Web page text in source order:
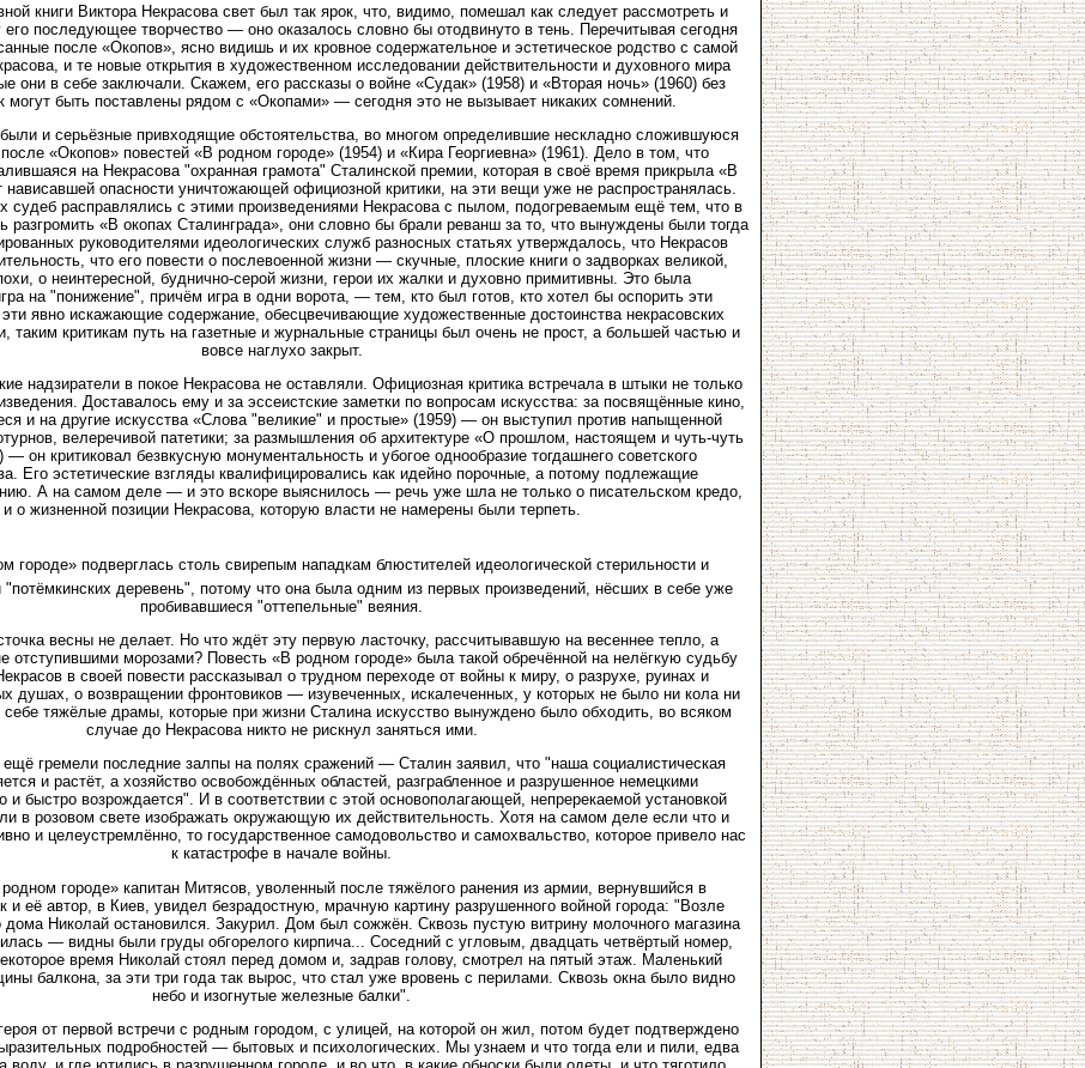
книги Виктора Некрасова свет был так ярок, что, видимо, помешал как следует рассмотреть и
его последующее творчество — оно оказалось словно бы отодвинуто в тень. Перечитывая сегодня
после «Окопов», ясно видишь и их кровное содержательное и эстетическое родство с самой
и те новые открытия в художественном исследовании действительности и духовного мира
они в себе заключали. Скажем, его рассказы о войне «Судак» (1958) и «Вторая ночь» (1960) без
могут быть поставлены рядом с «Окопами» — сегодня это не вызывает никаких сомнений.
и серьёзные привходящие обстоятельства, во многом определившие нескладно сложившуюся
«Окопов» повестей «В родном городе» (1954) и «Кира Георгиевна» (1961). Дело в том, что
на Некрасова "охранная грамота" Сталинской премии, которая в своё время прикрыла «В
нависавшей опасности уничтожающей официозной критики, на эти вещи уже не распространялась.
судеб расправлялись с этими произведениями Некрасова с пылом, подогреваемым ещё тем, что в
разгромить «В окопах Сталинграда», они словно бы брали реванш за то, что вынуждены были тогда
руководителями идеологических служб разносных статьях утверждалось, что Некрасов
что его повести о послевоенной жизни — скучные, плоские книги о задворках великой,
о неинтересной, буднично-серой жизни, герои их жалки и духовно примитивны. Это была
на "понижение", причём игра в одни ворота, — тем, кто был готов, кто хотел бы оспорить эти
явно искажающие содержание, обесцвечивающие художественные достоинства некрасовских
таким критикам путь на газетные и журнальные страницы был очень не прост, а большей частью и
вовсе наглухо закрыт.
надзиратели в покое Некрасова не оставляли. Официозная критика встречала в штыки не только
Доставалось ему и за эссеистские заметки по вопросам искусства: за посвящённые кино,
и на другие искусства «Слова "великие" и простые» (1959) — он выступил против напыщенной
велеречивой патетики; за размышления об архитектуре «О прошлом, настоящем и чуть-чуть
он критиковал безвкусную монументальность и убогое однообразие тогдашнего советского
Его эстетические взгляды квалифицировались как идейно порочные, а потому подлежащие
А на самом деле — и это вскоре выяснилось — речь уже шла не только о писательском кредо,
и о жизненной позиции Некрасова, которую власти не намерены были терпеть.
городе» подверглась столь свирепым нападкам блюстителей идеологической стерильности и
"потёмкинских деревень", потому что она была одним из первых произведений, нёсших в себе уже
пробивавшиеся "оттепельные" веяния.
весны не делает. Но что ждёт эту первую ласточку, рассчитывавшую на весеннее тепло, а
отступившими морозами? Повесть «В родном городе» была такой обречённой на нелёгкую судьбу
в своей повести рассказывал о трудном переходе от войны к миру, о разрухе, руинах и
душах, о возвращении фронтовиков — изувеченных, искалеченных, у которых не было ни кола ни
тяжёлые драмы, которые при жизни Сталина искусство вынуждено было обходить, во всяком
случае до Некрасова никто не рискнул заняться ими.
гремели последние залпы на полях сражений — Сталин заявил, что "наша социалистическая
и растёт, а хозяйство освобождённых областей, разграбленное и разрушенное немецкими
и быстро возрождается". И в соответствии с этой основополагающей, непререкаемой установкой
в розовом свете изображать окружающую их действительность. Хотя на самом деле если что и
и целеустремлённо, то государственное самодовольство и самохвальство, которое привело нас
к катастрофе в начале войны.
городе» капитан Митясов, уволенный после тяжёлого ранения из армии, вернувшийся в
и её автор, в Киев, увидел безрадостную, мрачную картину разрушенного войной города: "Возле
дома Николай остановился. Закурил. Дом был сожжён. Сквозь пустую витрину молочного магазина
— видны были груды обгорелого кирпича... Соседний с угловым, двадцать четвёртый номер,
время Николай стоял перед домом и, задрав голову, смотрел на пятый этаж. Маленький
балкона, за эти три года так вырос, что стал уже вровень с перилами. Сквозь окна было видно
небо и изогнутые железные балки".
от первой встречи с родным городом, с улицей, на которой он жил, потом будет подтверждено
подробностей — бытовых и психологических. Мы узнаем и что тогда ели и пили, едва